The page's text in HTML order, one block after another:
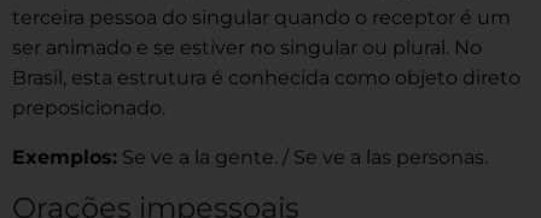
terceira pessoa do singular quando o receptor é um
ser animado e se estiver no singular ou plural. No
Brasil, esta estrutura é conhecida como objeto direto
preposicionado.
Exemplos: Se ve a la gente. / Se ve a las personas.
Orações impessoais